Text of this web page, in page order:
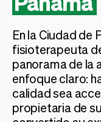
Marketing
Pagos
Diseño
En la Ciudad de
fisioterapeuta
panorama de la
enfoque claro:
calidad sea
propietaria de